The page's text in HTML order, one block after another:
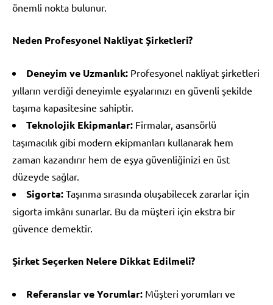
önemli nokta bulunur.
Neden Profesyonel Nakliyat Şirketleri?
Deneyim ve Uzmanlık: Profesyonel nakliyat şirketleri
yılların verdiği deneyimle eşyalarınızı en güvenli şekilde
taşıma kapasitesine sahiptir.
Teknolojik Ekipmanlar: Firmalar, asansörlü
taşımacılık gibi modern ekipmanları kullanarak hem
zaman kazandırır hem de eşya güvenliğinizi en üst
düzeyde sağlar.
Sigorta: Taşınma sırasında oluşabilecek zararlar için
sigorta imkânı sunarlar. Bu da müşteri için ekstra bir
güvence demektir.
Şirket Seçerken Nelere Dikkat Edilmeli?
Referanslar ve Yorumlar: Müşteri yorumları ve